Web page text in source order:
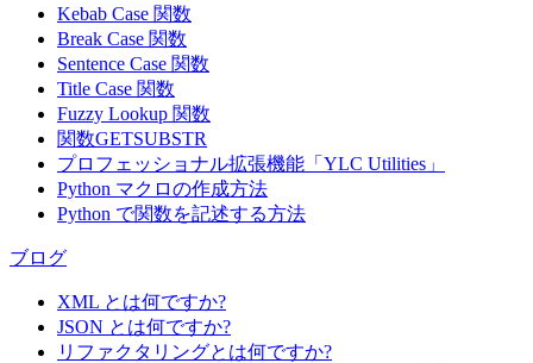
Kebab Case 関数
Break Case 関数
Sentence Case 関数
Title Case 関数
Fuzzy Lookup 関数
関数GETSUBSTR
プロフェッショナル拡張機能「YLC Utilities」
Python マクロの作成方法
Python で関数を記述する方法
ブログ
XML とは何ですか?
JSON とは何ですか?
リファクタリングとは何ですか?